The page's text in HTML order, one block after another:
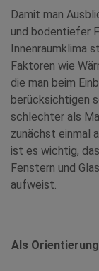
Damit man
und bodentiefer
Innenraumklima
Faktoren wie
die man beim
berücksichtigen
schlechter als
zunächst einmal
ist es wichtig,
Fenstern und
aufweist.
Als